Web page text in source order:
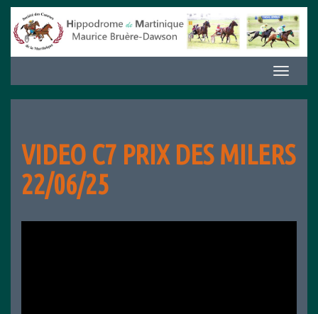
Aller
contenu
Afficher/
la
VIDEO C7 PRIX DES MILERS
22/06/25